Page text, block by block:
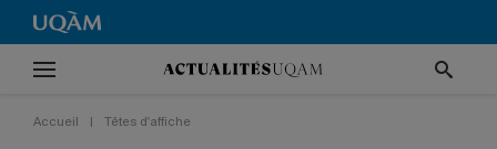
Accueil Têtes d'affiche